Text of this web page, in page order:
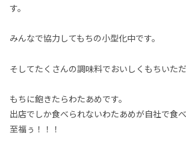
す。
みんなで協力してもちの小型化中です。
そしてたくさんの調味料でおいしくもちいた
もちに飽きたらわたあめです。
出店でしか食べられないわたあめが自社で食
至福ぅ！！！